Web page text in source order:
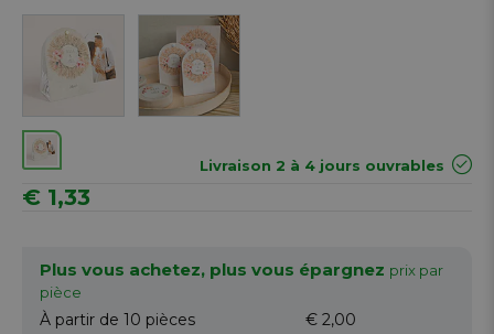
Livraison 2 à 4 jours ouvrables
€ 1,33
Plus vous achetez, plus vous épargnez prix par
pièce
À partir de 10 pièces
€ 2,00